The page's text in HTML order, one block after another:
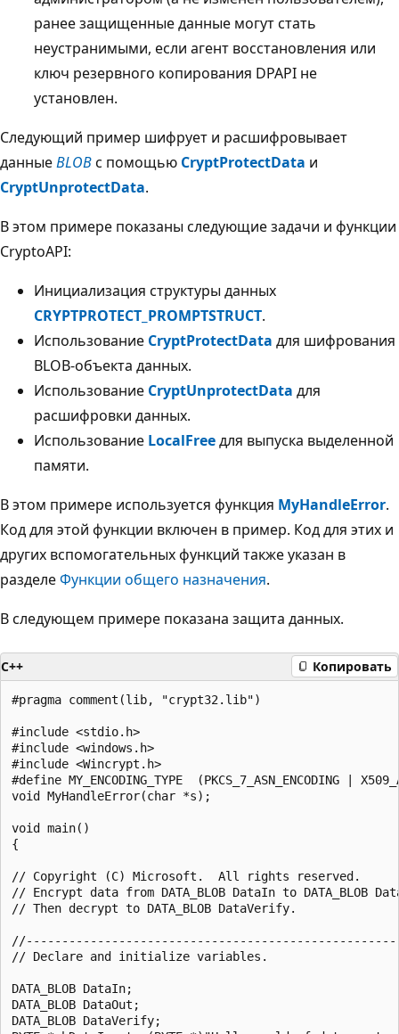
ранее защищенные данные могут стать
неустранимыми, если агент восстановления или
ключ резервного копирования DPAPI не
установлен.
Следующий пример шифрует и расшифровывает
данныеBLOBс помощью CryptProtectData и
CryptUnprotectData.
В этом примере показаны следующие задачи и функции
CryptoAPI:
Инициализация структуры данных
CRYPTPROTECT_PROMPTSTRUCT.
Использование CryptProtectData для шифрования
BLOB-объекта данных.
Использование CryptUnprotectData для
расшифровки данных.
Использование LocalFreeдля выпуска выделенной
памяти.
В этом примере используется функция MyHandleError.
Код для этой функции включен в пример. Код для этих и
других вспомогательных функций также указан в
разделеФункции общего назначения.
В следующем примере показана защита данных.
C++ Копировать
#pragma comment(lib, "crypt32.lib")
#include <stdio.h>
#include <windows.h>
#include <Wincrypt.h>
#define MY_ENCODING_TYPE  (PKCS_7_ASN_ENCODING |
void MyHandleError(char *s);
void main()
{
// Copyright (C) Microsoft.  All rights reserved.
// Encrypt data from DATA_BLOB DataIn to DATA_BLOB
// Then decrypt to DATA_BLOB DataVerify.
// Declare and initialize variables.
DATA_BLOB DataIn;
DATA_BLOB DataOut;
DATA_BLOB DataVerify;